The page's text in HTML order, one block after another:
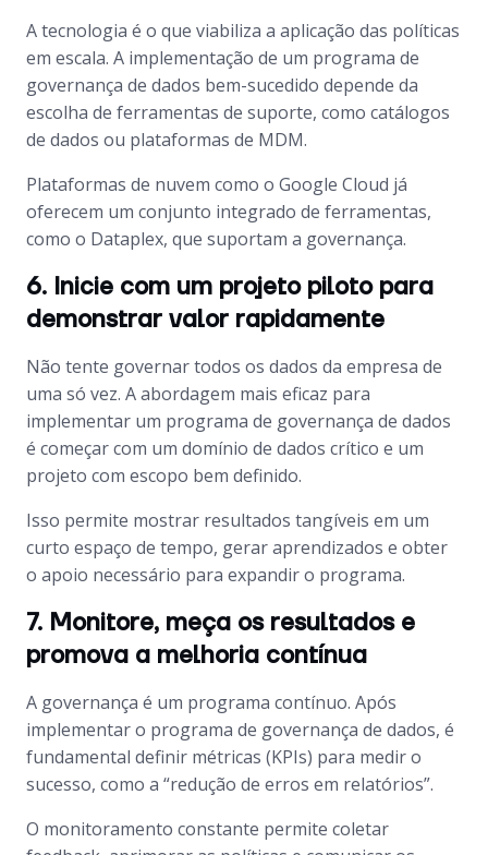
A tecnologia é o que viabiliza a aplicação das políticas
em escala. A implementação de um programa de
governança de dados bem-sucedido depende da
escolha de ferramentas de suporte, como catálogos
de dados ou plataformas de MDM.
Plataformas de nuvem como o Google Cloud já
oferecem um conjunto integrado de ferramentas,
como o Dataplex, que suportam a governança.
6. Inicie com um projeto piloto para
demonstrar valor rapidamente
Não tente governar todos os dados da empresa de
uma só vez. A abordagem mais eficaz para
implementar um programa de governança de dados
é começar com um domínio de dados crítico e um
projeto com escopo bem definido.
Isso permite mostrar resultados tangíveis em um
curto espaço de tempo, gerar aprendizados e obter
o apoio necessário para expandir o programa.
7. Monitore, meça os resultados e
promova a melhoria contínua
A governança é um programa contínuo. Após
implementar o programa de governança de dados, é
fundamental definir métricas (KPIs) para medir o
sucesso, como a “redução de erros em relatórios”.
O monitoramento constante permite coletar